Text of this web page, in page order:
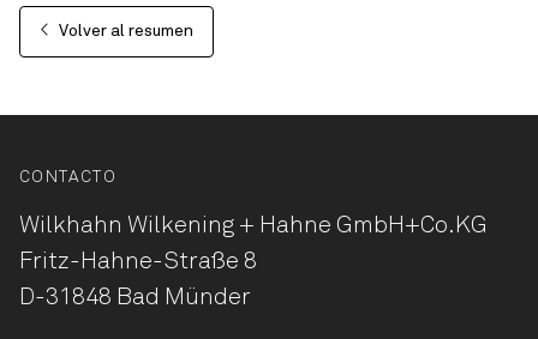
Volver al resumen
CONTACTO
Wilkhahn Wilkening + Hahne GmbH+Co.KG
Fritz-Hahne-Straße 8
D-31848 Bad Münder